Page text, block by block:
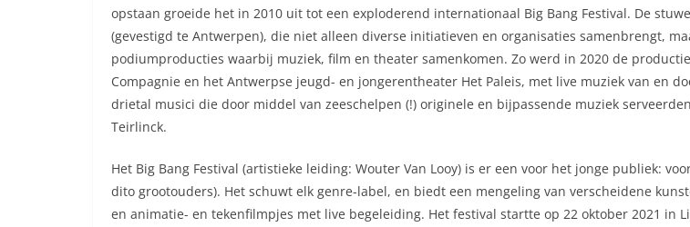
opstaan groeide het in 2010 uit tot een exploderend internationaal Big Bang Festival. De
(gevestigd te Antwerpen), die niet alleen diverse initiatieven en organisaties samenbrengt,
podiumproducties waarbij muziek, film en theater samenkomen. Zo werd in 2020 de productie
Compagnie en het Antwerpse jeugd- en jongerentheater Het Paleis, met live muziek van en
drietal musici die door middel van zeeschelpen (!) originele en bijpassende muziek
Teirlinck.
Het Big Bang Festival (artistieke leiding: Wouter Van Looy) is er een voor het jonge publiek:
dito grootouders). Het schuwt elk genre-label, en biedt een mengeling van verscheidene
en animatie- en tekenfilmpjes met live begeleiding. Het festival startte op 22 oktober 2021 in